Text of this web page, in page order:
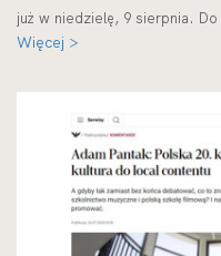
już w niedzielę, 9 sierpnia.
Więcej >